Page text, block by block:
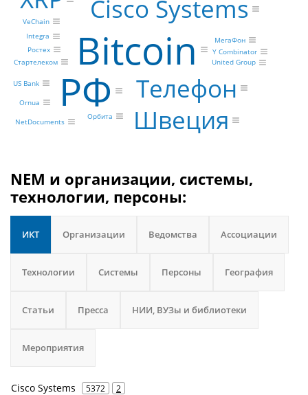
Bitcoin
РФ
Cisco Systems
Телефон
Швеция
VeChain
NetDocuments
Integra
Ростех
Стартелеком
United Group
Орбита
МегаФон
US Bank
Ornua
Y Combinator
NEM и организации, системы,
технологии, персоны:
ИКТ Организации Ведомства Ассоциации
Технологии Системы Персоны География
Статьи Пресса НИИ, ВУЗы и библиотеки
Мероприятия
Cisco Systems 5372 2